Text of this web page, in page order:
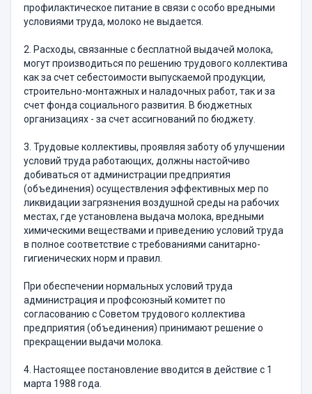
профилактическое питание в связи с особо вредными
условиями труда, молоко не выдается.
2. Расходы, связанные с бесплатной выдачей молока,
могут производиться по решению трудового коллектива
как за счет себестоимости выпускаемой продукции,
строительно-монтажных и наладочных работ, так и за
счет фонда социального развития. В бюджетных
организациях - за счет ассигнований по бюджету.
3. Трудовые коллективы, проявляя заботу об улучшении
условий труда работающих, должны настойчиво
добиваться от администрации предприятия
(объединения) осуществления эффективных мер по
ликвидации загрязнения воздушной среды на рабочих
местах, где установлена выдача молока, вредными
химическими веществами и приведению условий труда
в полное соответствие с требованиями санитарно-
гигиенических норм и правил.
При обеспечении нормальных условий труда
администрация и профсоюзный комитет по
согласованию с Советом трудового коллектива
предприятия (объединения) принимают решение о
прекращении выдачи молока.
4. Настоящее постановление вводится в действие с 1
марта 1988 года.